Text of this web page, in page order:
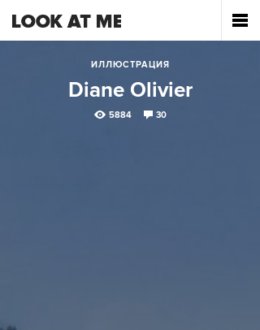
ИЛЛЮСТРАЦИЯ
Diane Olivier
5884 30